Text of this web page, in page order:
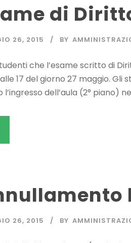
di
26, 2015 BY
che l’esame scritto di
17 del giorno 27 maggio.
dell’aula (2° piano)
26, 2015 BY